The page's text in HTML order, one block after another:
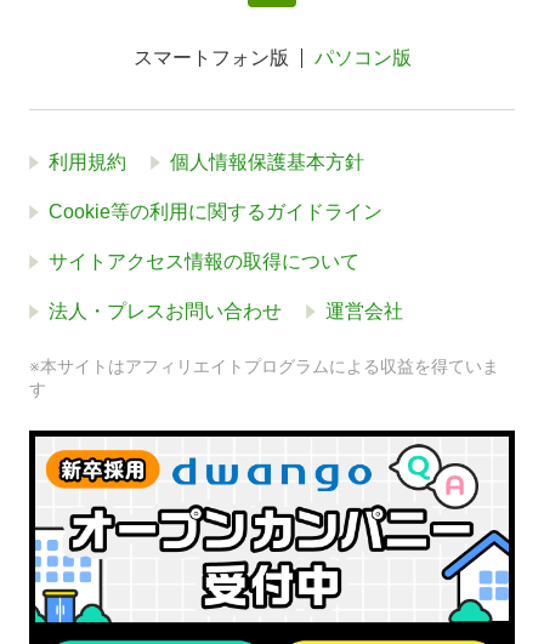
スマートフォン版 パソコン版
利用規約 個人情報保護基本方針
Cookie等の利用に関するガイドライン
サイトアクセス情報の取得について
法人・プレスお問い合わせ 運営会社
※本サイトはアフィリエイトプログラムによる収益を得ていま
す